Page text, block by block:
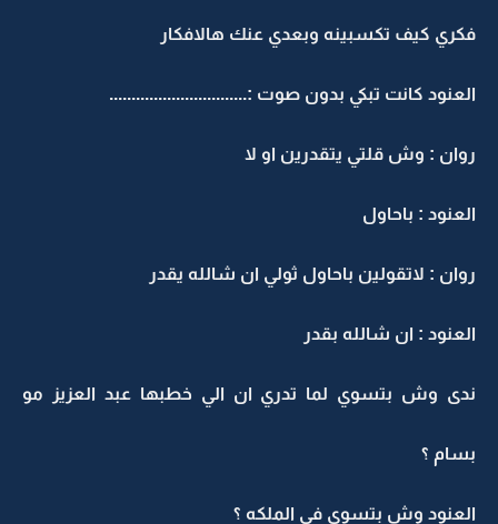
فكري كيف تكسبينه وبعدي عنك هالافكار
العنود كانت تبكي بدون صوت :...............................
روان : وش قلتي يتقدرين او لا
العنود : باحاول
روان : لاتقولين باحاول ثولي ان شالله يقدر
العنود : ان شالله بقدر
ندى وش بتسوي لما تدري ان الي خطبها عبد العزيز مو
بسام ؟
العنود وش بتسوي في الملكه ؟